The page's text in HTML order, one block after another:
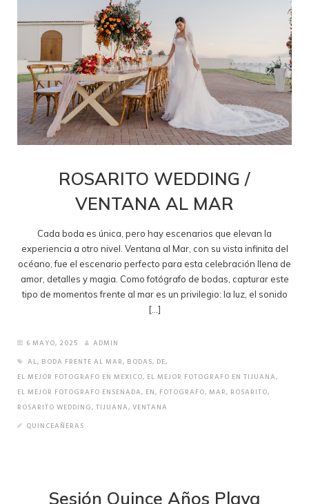
ROSARITO WEDDING /
VENTANA AL MAR
Cada boda es única, pero hay escenarios que elevan la
experiencia a otro nivel. Ventana al Mar, con su vista infinita del
océano, fue el escenario perfecto para esta celebración llena de
amor, detalles y magia. Como fotógrafo de bodas, capturar este
tipo de momentos frente al mar es un privilegio: la luz, el sonido
[…]
6 MAYO, 2025
ADMIN
AL, BODA FRENTE AL MAR, BODAS, DE,
EL MEJOR FOTOGRAFO EN MEXICO, EL MEJOR FOTOGRAFO EN TIJUANA,
EL MEJOR FOTOGRAFO ENSENADA, EN, FOTOGRAFO, MAR, ROSARITO,
ROSARITO WEDDING, TIJUANA, VENTANA
QUINCEAÑERAS
Sesión Quince Años Playa